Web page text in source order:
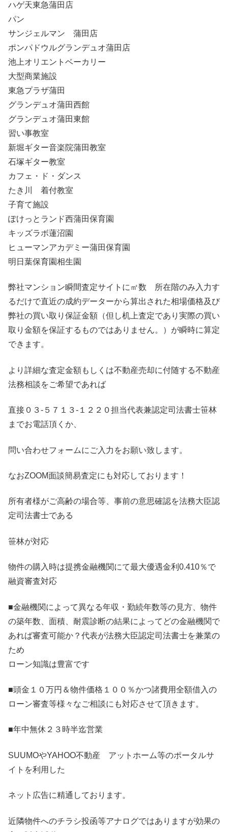
ハゲ天東急蒲田店
パン
サンジェルマン 蒲田店
ポンパドウルグランデュオ蒲田店
池上オリエントベーカリー
大型商業施設
東急プラザ蒲田
グランデュオ蒲田西館
グランデュオ蒲田東館
習い事教室
新堀ギター音楽院蒲田教室
石塚ギター教室
カフェ・ド・ダンス
たき川 着付教室
子育て施設
ぽけっとランド西蒲田保育園
キッズラボ蓮沼園
ヒューマンアカデミー蒲田保育園
明日葉保育園相生園
弊社マンション瞬間査定サイトに㎡数 所在階のみ入力す
るだけで直近の成約データーから算出された相場価格及び
弊社の買い取り保証金額（但し机上査定であり実際の買い
取り金額を保証するものではありません。）が瞬時に算定
できます。
より詳細な査定金額もしくは不動産売却に付随する不動産
法務相談をご希望であれば
直接０３-５７１３-１２２０担当代表兼認定司法書士笹林
までお電話頂くか、
問い合わせフォームにご入力をお願い致します。
なおZOOM面談簡易査定にも対応しております！
所有者様がご高齢の場合等、事前の意思確認を法務大臣認
定司法書士である
笹林が対応
物件の購入時は提携金融機関にて最大優遇金利0.410％で
融資審査対応
■金融機関によって異なる年収・勤続年数等の見方、物件
の築年数、面積、耐震診断の結果によってどの金融機関で
あれば審査可能か？代表が法務大臣認定司法書士を兼業の
ため
ローン知識は豊富です
■頭金１０万円＆物件価格１００％かつ諸費用全額借入の
ローン審査等様々なご相談にも対応させて頂きます。
■年中無休２３時半迄営業
SUUMOやYAHOO不動産 アットホーム等のポータルサ
イトを利用した
ネット広告に精通しております。
近隣物件へのチラシ投函等アナログではありますが効果の